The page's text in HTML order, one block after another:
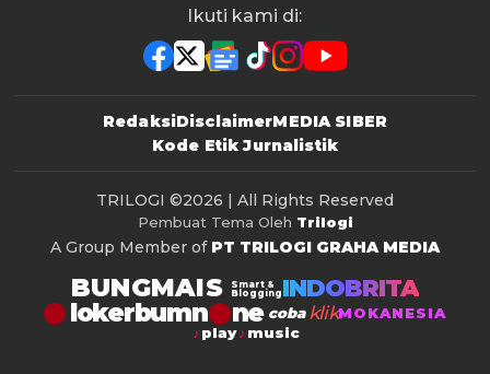
Ikuti kami di:
RedaksiDisclaimerMEDIA SIBER
Kode Etik Jurnalistik
TRILOGI ©2026 | All Rights Reserved
Pembuat Tema Oleh Trilogi
A Group Member of PT TRILOGI GRAHA MEDIA
BUNGMAIS
Smart &
Blogging INDOBRITA
lokerbumn coba klikMOKANESIA
play
music